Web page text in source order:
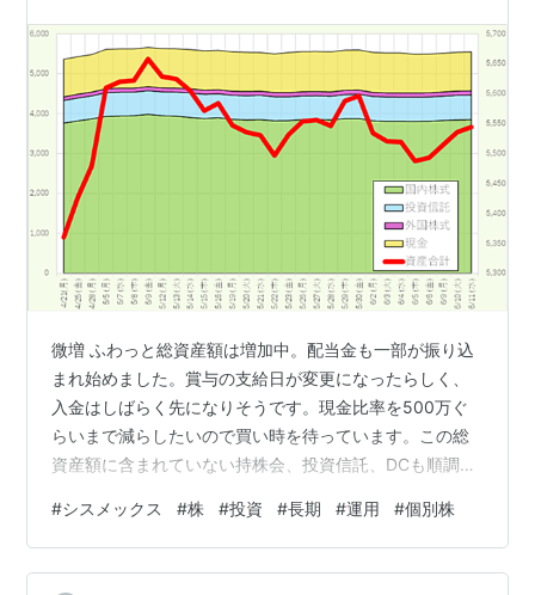
微増 ふわっと総資産額は増加中。配当金も一部が振り込
まれ始めました。賞与の支給日が変更になったらしく、
入金はしばらく先になりそうです。現金比率を500万ぐ
らいまで減らしたいので買い時を待っています。この総
資産額に含まれていない持株会、投資信託、DCも順調に
過去の売上高・利益推移分析 シスメックスは体外診断機
器・試薬が主力のヘルスケア企業で、以下のように堅調
に成長している。 決算期 売上高 営業益 経常益 最終益 1
#シスメックス #株 #投資 #長期 #運用 #個別株